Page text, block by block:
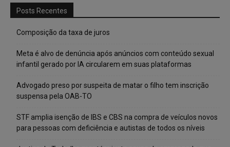
Posts Recentes
Composição da taxa de juros
Meta é alvo de denúncia após anúncios com conteúdo sexual
infantil gerado por IA circularem em suas plataformas
Advogado preso por suspeita de matar o filho tem inscrição
suspensa pela OAB-TO
STF amplia isenção de IBS e CBS na compra de veículos novos
para pessoas com deficiência e autistas de todos os níveis